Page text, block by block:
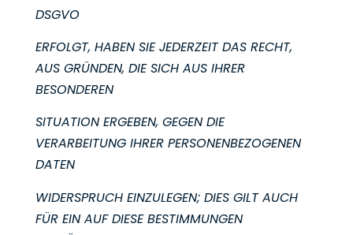
DSGVO
ERFOLGT, HABEN SIE JEDERZEIT DAS RECHT,
AUS GRÜNDEN, DIE SICH AUS IHRER
BESONDEREN
SITUATION ERGEBEN, GEGEN DIE
VERARBEITUNG IHRER PERSONENBEZOGENEN
DATEN
WIDERSPRUCH EINZULEGEN; DIES GILT AUCH
FÜR EIN AUF DIESE BESTIMMUNGEN